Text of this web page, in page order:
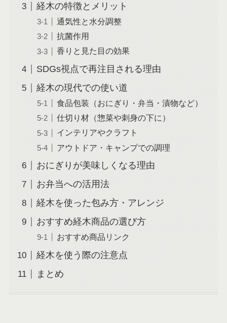
経木の特徴とメリット
通気性と水分調整
抗菌作用
香りと見た目の効果
SDGs視点で再注目される理由
経木の現代での使い道
食品包装（おにぎり・弁当・漬物など）
仕切り材（惣菜や刺身の下に）
インテリアやクラフト
アウトドア・キャンプでの調理
おにぎりが美味しくなる理由
お弁当への活用法
経木を使った包み方・アレンジ
おすすめ経木商品の選び方
おすすめ商品リンク
経木を使う際の注意点
まとめ